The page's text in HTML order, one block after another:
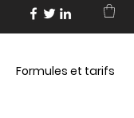
Formules et tarifs